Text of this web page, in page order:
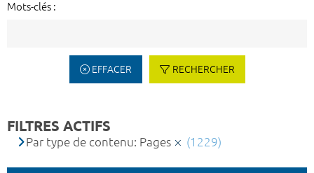
Mots-clés :
EFFACER RECHERCHER
FILTRES ACTIFS
Par type de contenu: Pages (1229)